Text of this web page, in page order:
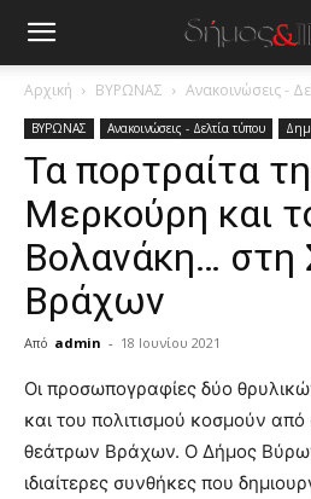
Αρχική ΒΥΡΩΝΑΣ Ανακοινώσεις -
ΒΥΡΩΝΑΣ Ανακοινώσεις - Δελτία τύπου
Τα πορτραίτα
Μερκούρη και
Βολανάκη… στη
Βράχων
Από admin - 18 Ιουνίου 2021
blonde
lesbians
hot
cam
Οι προσωπογραφίες δύο
και του πολιτισμού κοσμούν
θεάτρων Βράχων. Ο Δήμος
ιδιαίτερες συνθήκες που